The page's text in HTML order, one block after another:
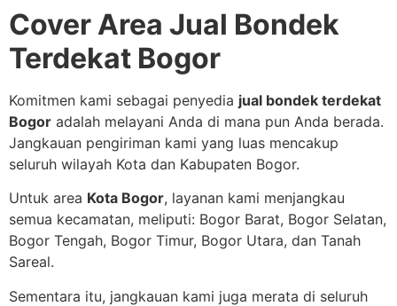
Cover Area Jual Bondek
Terdekat Bogor
Komitmen kami sebagai penyedia jual bondek terdekat
Bogor adalah melayani Anda di mana pun Anda berada.
Jangkauan pengiriman kami yang luas mencakup
seluruh wilayah Kota dan Kabupaten Bogor.
Untuk area Kota Bogor, layanan kami menjangkau
semua kecamatan, meliputi: Bogor Barat, Bogor Selatan,
Bogor Tengah, Bogor Timur, Bogor Utara, dan Tanah
Sareal.
Sementara itu, jangkauan kami juga merata di seluruh